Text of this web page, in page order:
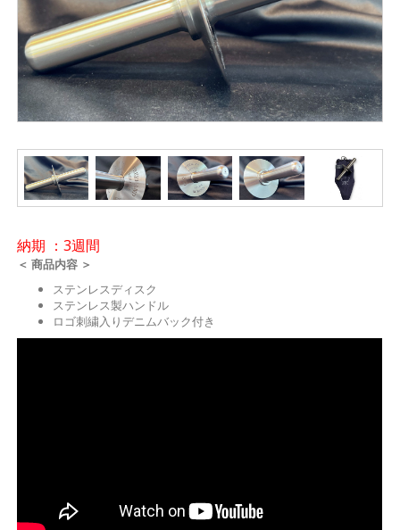
納期 ：3週間
＜ 商品内容 ＞
ステンレスディスク
ステンレス製ハンドル
ロゴ刺繍入りデニムバック付き